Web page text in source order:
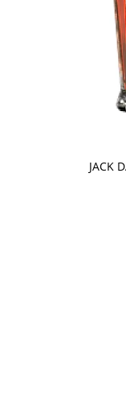
JACK